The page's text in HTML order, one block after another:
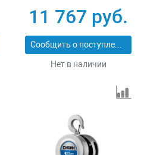
11 767 руб.
Сообщить о поступлении
Нет в наличии